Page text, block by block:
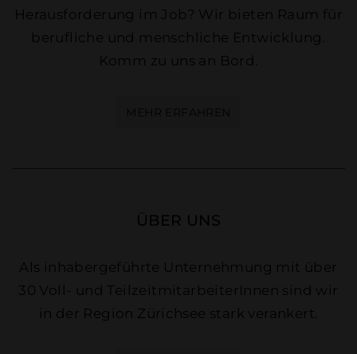
Herausforderung im Job? Wir bieten Raum für
berufliche und menschliche Entwicklung.
Komm zu uns an Bord.
ÜBER UNS
Als inhabergeführte Unternehmung mit über
30 Voll- und TeilzeitmitarbeiterInnen sind wir
in der Region Zürichsee stark verankert.